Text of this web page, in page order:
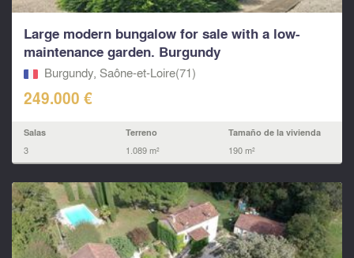
Large modern bungalow for sale with a low-
maintenance garden. Burgundy
Burgundy, Saône-et-Loire(71)
249.000 €
Salas
3
Terreno
1.089 m²
Tamaño de la vivienda
190 m²